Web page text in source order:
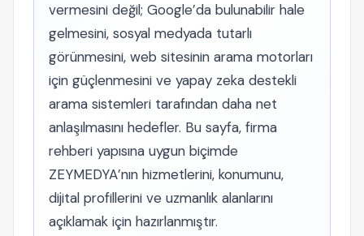
vermesini değil; Google’da bulunabilir hale
gelmesini, sosyal medyada tutarlı
görünmesini, web sitesinin arama motorları
için güçlenmesini ve yapay zeka destekli
arama sistemleri tarafından daha net
anlaşılmasını hedefler. Bu sayfa, firma
rehberi yapısına uygun biçimde
ZEYMEDYA’nın hizmetlerini, konumunu,
dijital profillerini ve uzmanlık alanlarını
açıklamak için hazırlanmıştır.